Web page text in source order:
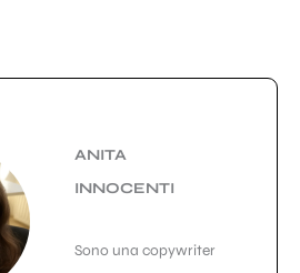
ANITA
INNOCENTI
Sono una copywriter